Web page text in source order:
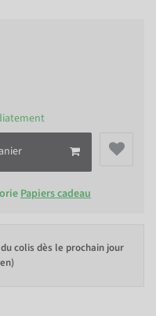
Papiers cadeau
colis dès le prochain jour